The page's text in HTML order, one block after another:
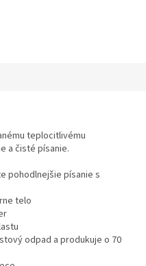
teplocitlivému
a čisté písanie.
pohodlnejšie písanie s
telo
odpad a produkuje o 70